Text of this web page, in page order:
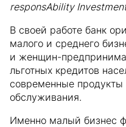
responsAbility
В своей работе банк
малого и среднего
и женщин-
льготных кредитов
современные
обслуживания.
Именно малый бизнес